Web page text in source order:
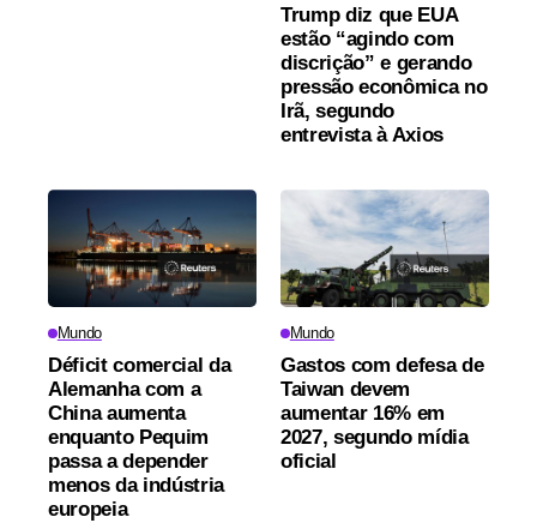
Trump diz que EUA
estão “agindo com
discrição” e gerando
pressão econômica no
Irã, segundo
entrevista à Axios
Mundo
Déficit comercial da
Alemanha com a
China aumenta
enquanto Pequim
passa a depender
menos da indústria
europeia
Mundo
Gastos com defesa de
Taiwan devem
aumentar 16% em
2027, segundo mídia
oficial